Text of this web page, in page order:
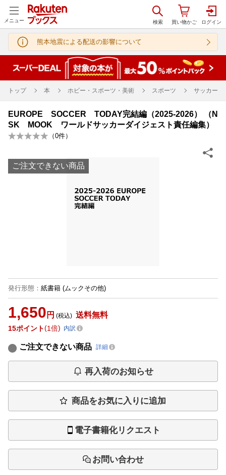
メニュー
熊本地震による配送の影響について
トップ 本 ホビー・スポーツ・美術 スポーツ サッカー
EUROPE SOCCER TODAY完結編（2025-2026） （N
SK MOOK ワールドサッカーダイジェスト責任編集）
（0件）
ご注文できない商品
発行形態 ： 紙書籍 (ムックその他)
1,650 円 (税込) 送料無料
15ポイント 1倍 内訳
ご注文できない商品 詳細
再入荷のお知らせ
商品をお気に入りに追加
電子書籍化リクエスト
お問い合わせ